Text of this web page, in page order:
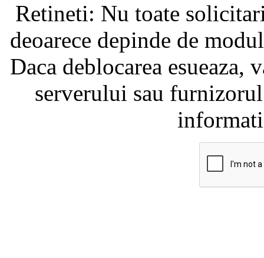
Retineti: Nu toate
deoarece depinde de
Daca deblocarea
serverului sau